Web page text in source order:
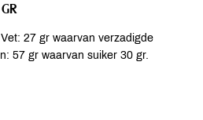
27 gr waarvan verzadigde
57 gr waarvan suiker 30 gr.